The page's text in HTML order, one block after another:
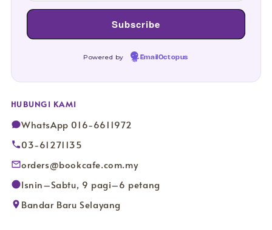
Powered by EmailOctopus
HUBUNGI KAMI
WhatsApp 016-6611972
03-61271135
orders@bookcafe.com.my
Isnin–Sabtu, 9 pagi–6 petang
Bandar Baru Selayang